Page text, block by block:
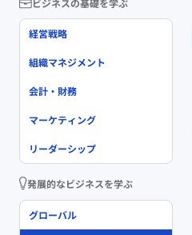
ビジネスの基礎を学ぶ
経営戦略
組織マネジメント
会計・財務
マーケティング
リーダーシップ
発展的なビジネスを学ぶ
グローバル